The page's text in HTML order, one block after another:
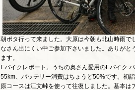
朝ポタ行って来ました。大原は今朝も北山時雨
なさん出にくい中ご参加下さいました。ありが
ます。
Eバイクレポート。うちの奥さん愛用のEバイク
55km、バッテリー消費はちょうど50%です。初
原コースは江文峠を使って往復しました。基本は